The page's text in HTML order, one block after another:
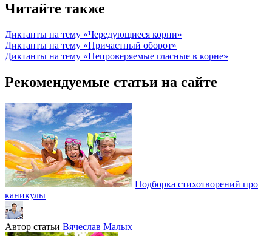
Читайте также
Диктанты на тему «Чередующиеся корни»
Диктанты на тему «Причастный оборот»
Диктанты на тему «Непроверяемые гласные в корне»
Рекомендуемые статьи на сайте
Подборка стихотворений про
каникулы
Автор статьи Вячеслав Малых